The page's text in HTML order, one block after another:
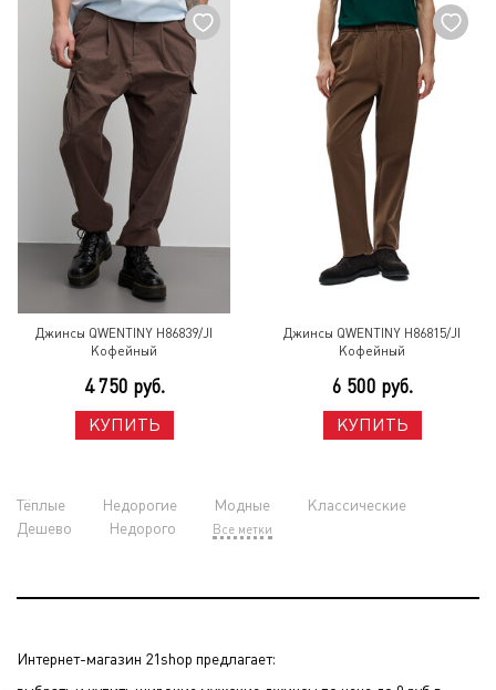
Джинсы QWENTINY H86839/JI
Кофейный
4 750 руб.
КУПИТЬ
Джинсы QWENTINY H86815/JI
Кофейный
6 500 руб.
КУПИТЬ
Тёплые Недорогие Модные
Классические
Дешево
Недорого Все метки
Интернет-магазин 21shop предлагает: